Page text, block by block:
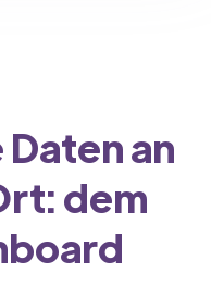
an
dem